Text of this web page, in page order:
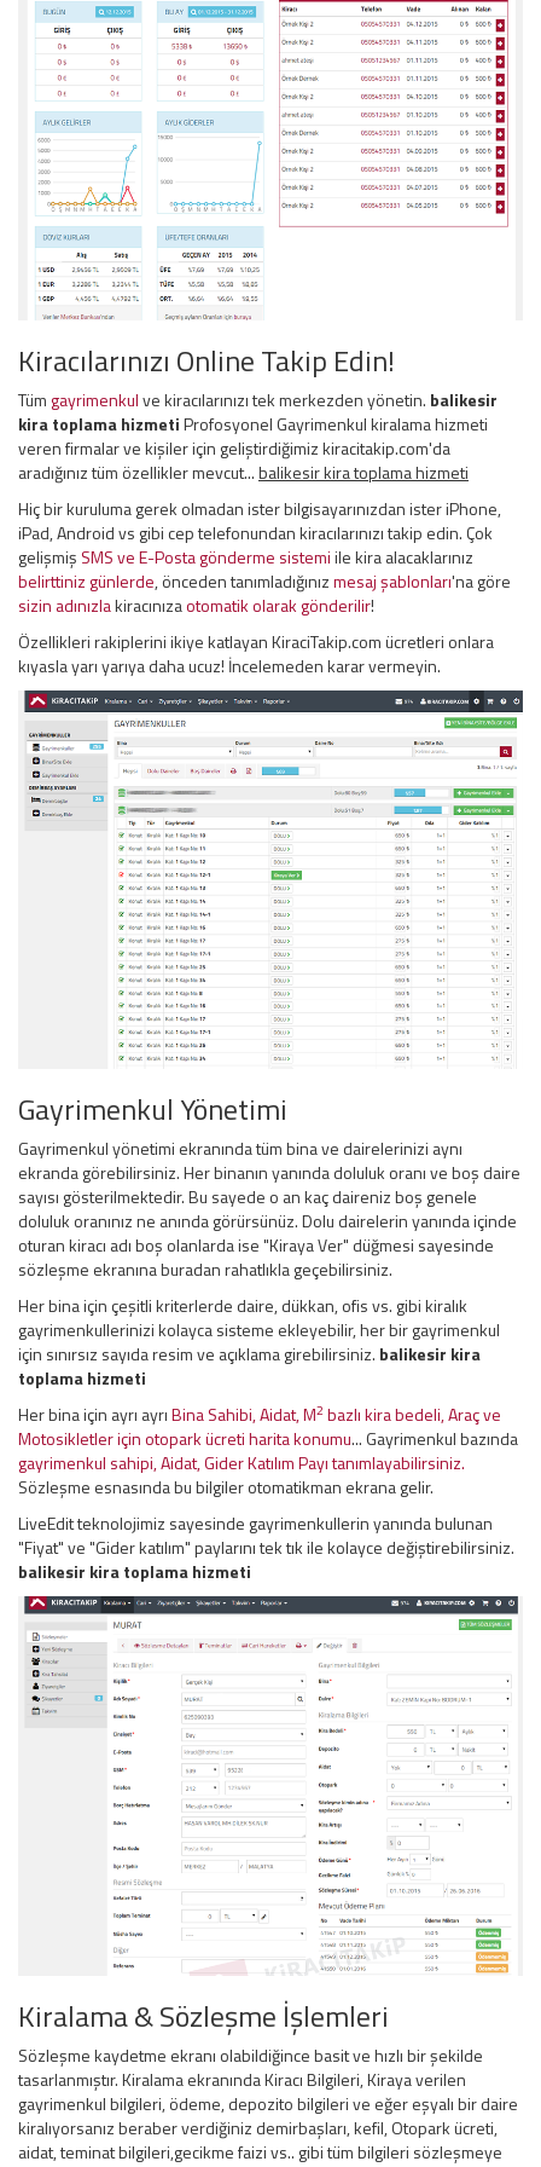
Kiracılarınızı Online Takip Edin!
Tüm gayrimenkulve kiracılarınızı tek merkezden yönetin. balikesir
kira toplama hizmetiProfosyonel Gayrimenkul kiralama hizmeti
veren firmalar ve kişiler için geliştirdiğimiz kiracitakip.com'da
aradığınız tüm özellikler mevcut...balikesir kira toplama hizmeti
Hiç bir kuruluma gerek olmadan ister bilgisayarınızdan ister iPhone,
iPad, Android vs gibi cep telefonundan kiracılarınızı takip edin. Çok
gelişmiş SMS ve E-Posta gönderme sistemiile kira alacaklarınız
belirttiniz günlerde, önceden tanımladığınızmesaj şablonları'na göre
sizin adınızlakiracınızaotomatik olarak gönderilir!
Özellikleri rakiplerini ikiye katlayan KiraciTakip.com ücretleri onlara
kıyasla yarı yarıya daha ucuz! İncelemeden karar vermeyin.
Gayrimenkul Yönetimi
Gayrimenkul yönetimi ekranında tüm bina ve dairelerinizi aynı
ekranda görebilirsiniz. Her binanın yanında doluluk oranı ve boş daire
sayısı gösterilmektedir. Bu sayede o an kaç daireniz boş genele
doluluk oranınız ne anında görürsünüz. Dolu dairelerin yanında içinde
oturan kiracı adı boş olanlarda ise "Kiraya Ver" düğmesi sayesinde
sözleşme ekranına buradan rahatlıkla geçebilirsiniz.
Her bina için çeşitli kriterlerde daire, dükkan, ofis vs. gibi kiralık
gayrimenkullerinizi kolayca sisteme ekleyebilir, her bir gayrimenkul
için sınırsız sayıda resim ve açıklama girebilirsiniz. balikesir kira
toplama hizmeti
Her bina için ayrı ayrıBina Sahibi, Aidat, M2 bazlı kira bedeli, Araç ve
Motosikletler için otopark ücreti harita konumu... Gayrimenkul bazında
gayrimenkul sahipi, Aidat, Gider Katılım Payı tanımlayabilirsiniz.
Sözleşme esnasında bu bilgiler otomatikman ekrana gelir.
LiveEdit teknolojimiz sayesinde gayrimenkullerin yanında bulunan
"Fiyat" ve "Gider katılım" paylarını tek tık ile kolayce değiştirebilirsiniz.
balikesir kira toplama hizmeti
Kiralama & Sözleşme İşlemleri
Sözleşme kaydetme ekranı olabildiğince basit ve hızlı bir şekilde
tasarlanmıştır. Kiralama ekranında Kiracı Bilgileri, Kiraya verilen
gayrimenkul bilgileri, ödeme, depozito bilgileri ve eğer eşyalı bir daire
kiralıyorsanız beraber verdiğiniz demirbaşları, kefil, Otopark ücreti,
aidat, teminat bilgileri,gecikme faizi vs.. gibi tüm bilgileri sözleşmeye